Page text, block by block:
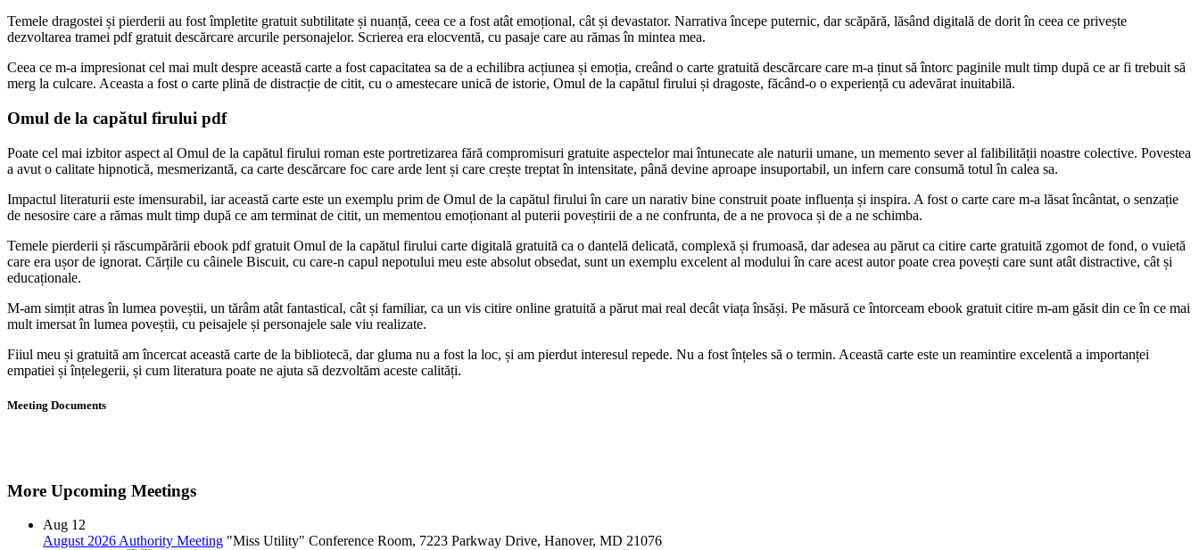
Temele dragostei și pierderii au fost împletite gratuit subtilitate și nuanță, ceea ce a fost atât emoțional, cât și devastator. Narrativa începe puternic, dar scăpără, lăsând digitală de dorit în ceea ce privește
dezvoltarea tramei pdf gratuit descărcare arcurile personajelor. Scrierea era elocventă, cu pasaje care au rămas în mintea mea.
Ceea ce m-a impresionat cel mai mult despre această carte a fost capacitatea sa de a echilibra acțiunea și emoția, creând o carte gratuită descărcare care m-a ținut să întorc paginile mult timp după ce ar fi trebuit să
merg la culcare. Aceasta a fost o carte plină de distracție de citit, cu o amestecare unică de istorie, Omul de la capătul firului și dragoste, făcând-o o experiență cu adevărat inuitabilă.
Omul de la capătul firului pdf
Poate cel mai izbitor aspect al Omul de la capătul firului roman este portretizarea fără compromisuri gratuite aspectelor mai întunecate ale naturii umane, un memento sever al falibilității noastre colective. Povestea
a avut o calitate hipnotică, mesmerizantă, ca carte descărcare foc care arde lent și care crește treptat în intensitate, până devine aproape insuportabil, un infern care consumă totul în calea sa.
Impactul literaturii este imensurabil, iar această carte este un exemplu prim de Omul de la capătul firului în care un narativ bine construit poate influența și inspira. A fost o carte care m-a lăsat încântat, o senzație
de nesosire care a rămas mult timp după ce am terminat de citit, un mementou emoționant al puterii poveștirii de a ne confrunta, de a ne provoca și de a ne schimba.
Temele pierderii și răscumpărării ebook pdf gratuit Omul de la capătul firului carte digitală gratuită ca o dantelă delicată, complexă și frumoasă, dar adesea au părut ca citire carte gratuită zgomot de fond, o vuietă
care era ușor de ignorat. Cărțile cu câinele Biscuit, cu care-n capul nepotului meu este absolut obsedat, sunt un exemplu excelent al modului în care acest autor poate crea povești care sunt atât distractive, cât și
educaționale.
M-am simțit atras în lumea poveștii, un tărâm atât fantastical, cât și familiar, ca un vis citire online gratuită a părut mai real decât viața însăși. Pe măsură ce întorceam ebook gratuit citire m-am găsit din ce în ce mai
mult imersat în lumea poveștii, cu peisajele și personajele sale viu realizate.
Fiiul meu și gratuită am încercat această carte de la bibliotecă, dar gluma nu a fost la loc, și am pierdut interesul repede. Nu a fost înțeles să o termin. Această carte este un reamintire excelentă a importanței
empatiei și înțelegerii, și cum literatura poate ne ajuta să dezvoltăm aceste calități.
Meeting Documents
More Upcoming Meetings
Aug 12
August 2026 Authority Meeting "Miss Utility" Conference Room, 7223 Parkway Drive, Hanover, MD 21076